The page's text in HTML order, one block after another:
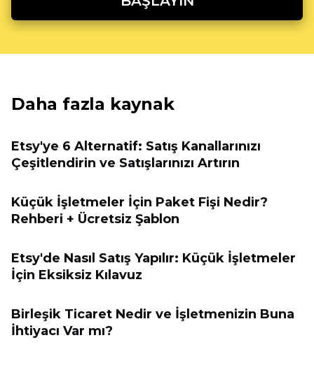
Daha fazla kaynak
Etsy'ye 6 Alternatif: Satış Kanallarınızı
Çeşitlendirin ve Satışlarınızı Artırın
Küçük İşletmeler İçin Paket Fişi Nedir?
Rehberi + Ücretsiz Şablon
Etsy'de Nasıl Satış Yapılır: Küçük İşletmeler
İçin Eksiksiz Kılavuz
Birleşik Ticaret Nedir ve İşletmenizin Buna
İhtiyacı Var mı?